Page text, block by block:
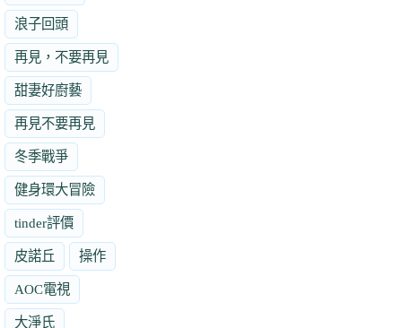
浪子回頭
再見，不要再見
甜妻好廚藝
再見不要再見
冬季戰爭
健身環大冒險
tinder評價
皮諾丘 操作
AOC電視
大淨氏